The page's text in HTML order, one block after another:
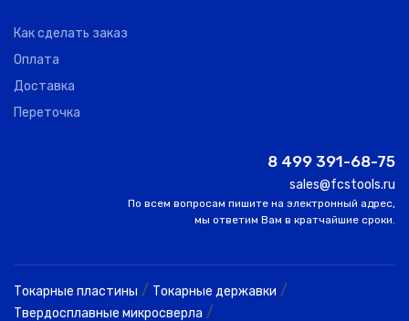
Как сделать заказ
Оплата
Доставка
Переточка
8 499 391-68-75
sales@fcstools.ru
По всем вопросам пишите на электронный адрес,
мы ответим Вам в кратчайшие сроки.
Токарные пластины / Токарные державки /
Твердосплавные микросверла /